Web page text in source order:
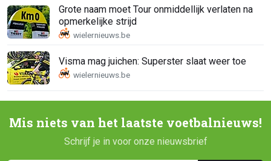
Grote naam moet Tour onmiddellijk verlaten na
opmerkelijke strijd
Visma mag juichen: Superster slaat weer toe
Mis niets van het laatste voetbalnieuws!
Schrijf je in voor onze nieuwsbrief